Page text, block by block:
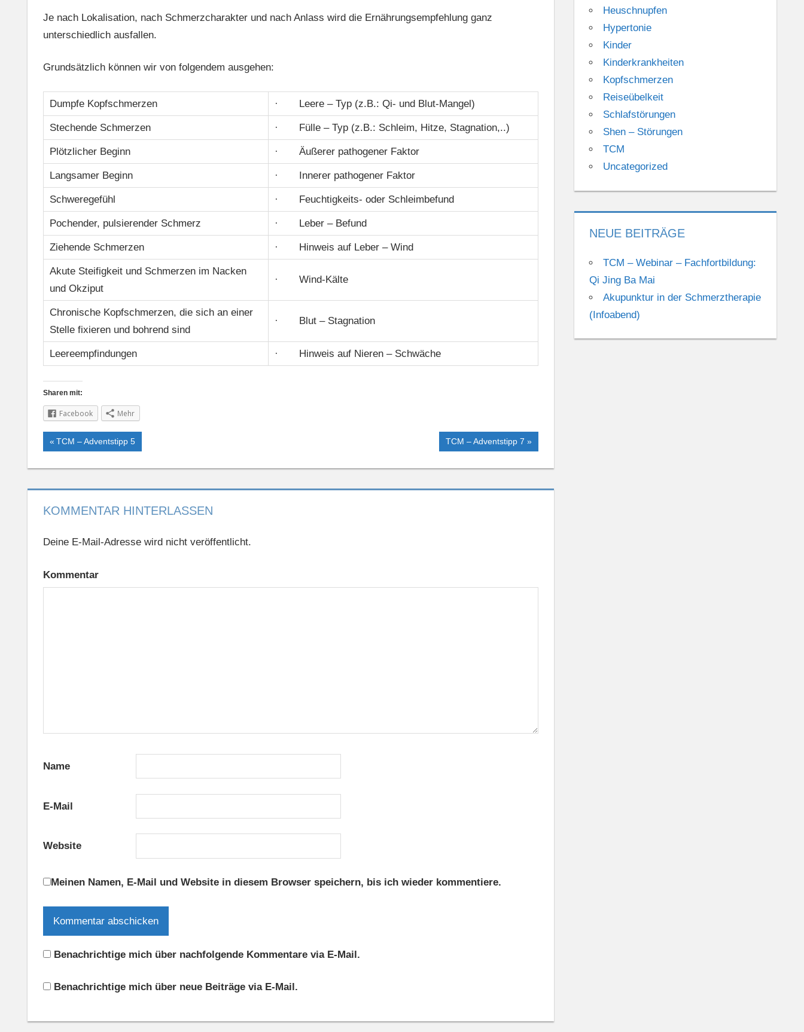
Je nach Lokalisation, nach Schmerzcharakter und nach Anlass wird die Ernährungsempfehlung ganz
unterschiedlich ausfallen.
Grundsätzlich können wir von folgendem ausgehen:
Dumpfe Kopfschmerzen · Leere – Typ (z.B.: Qi- und Blut-Mangel)
Stechende Schmerzen · Fülle – Typ (z.B.: Schleim, Hitze, Stagnation,..)
Plötzlicher Beginn · Äußerer pathogener Faktor
Langsamer Beginn · Innerer pathogener Faktor
Schweregefühl · Feuchtigkeits- oder Schleimbefund
Pochender, pulsierender Schmerz · Leber – Befund
Ziehende Schmerzen · Hinweis auf Leber – Wind
Akute Steifigkeit und Schmerzen im Nacken
und Okziput
· Wind-Kälte
Chronische Kopfschmerzen, die sich an einer
Stelle fixieren und bohrend sind
· Blut – Stagnation
Leereempfindungen · Hinweis auf Nieren – Schwäche
Sharen mit:
Facebook Mehr
Vorheriger
TCM – Adventstipp 5
Nächster
TCM – Adventstipp 7
KOMMENTAR HINTERLASSEN
Deine E-Mail-Adresse wird nicht veröffentlicht.
Kommentar
Name
E-Mail
Website
Meinen Namen, E-Mail und Website in diesem Browser speichern, bis ich wieder kommentiere.
Benachrichtige mich über nachfolgende Kommentare via E-Mail.
Benachrichtige mich über neue Beiträge via E-Mail.
Heuschnupfen
Hypertonie
Kinder
Kinderkrankheiten
Kopfschmerzen
Reiseübelkeit
Schlafstörungen
Shen – Störungen
TCM
Uncategorized
NEUE BEITRÄGE
TCM – Webinar – Fachfortbildung:
Qi Jing Ba Mai
Akupunktur in der Schmerztherapie
(Infoabend)